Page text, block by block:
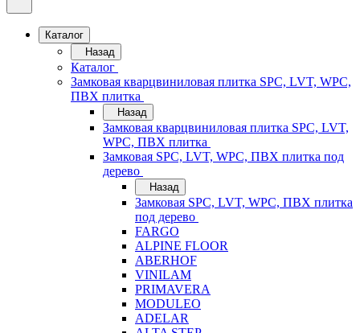
Каталог
Назад
Каталог
Замковая кварцвиниловая плитка SPC, LVT, WPC,
ПВХ плитка
Назад
Замковая кварцвиниловая плитка SPC, LVT,
WPC, ПВХ плитка
Замковая SPC, LVT, WPC, ПВХ плитка под
дерево
Назад
Замковая SPC, LVT, WPC, ПВХ плитка
под дерево
FARGO
ALPINE FLOOR
ABERHOF
VINILAM
PRIMAVERA
MODULEO
ADELAR